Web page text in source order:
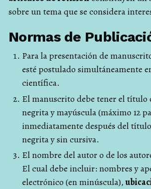
sobre un tema que se considera
Normas de
Para la presentación de
esté postulado simultáneamente
científica.
El manuscrito debe tener el título
negrita y mayúscula (máximo 12
inmediatamente después del
negrita y sin cursiva.
El nombre del autor o de los
El cual debe incluir: nombres y
electrónico (en minúscula),